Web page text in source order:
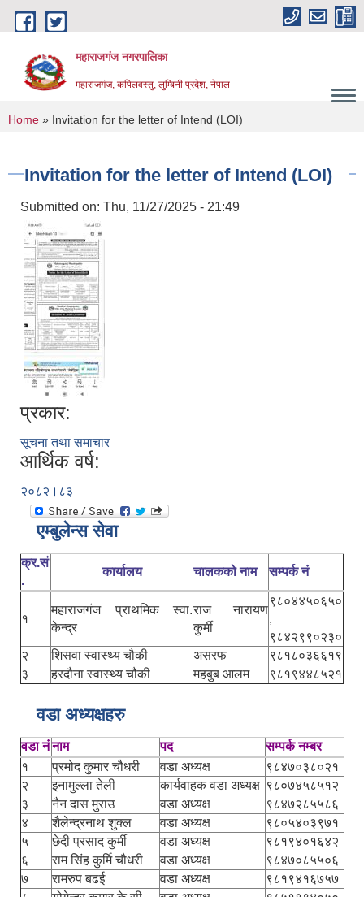
Skip to main content
महाराजगंज नगरपालिका
महाराजगंज, कपिलवस्तु, लुम्बिनी प्रदेश, नेपाल
You are here
Home » Invitation for the letter of Intend (LOI)
Invitation for the letter of Intend (LOI)
Submitted on: Thu, 11/27/2025 - 21:49
प्रकार:
सूचना तथा समाचार
आर्थिक वर्ष:
२०८२।८३
एम्बुलेन्स सेवा
क्र.सं
.
कार्यालय चालकको नाम सम्पर्क नं
१
महाराजगंज प्राथमिक स्वा.
केन्द्र
राज नारायण
कुर्मी
९८०४४५०६५०
,
९८४२९९०२३०
२
शिसवा स्वास्थ्य चौकी असरफ
९८१८०३६६१९
३
हरदौना स्वास्थ्य चौकी महबुब आलम ९८१९४४८५२१
वडा अध्यक्षहरु
वडा नंनाम पद
सम्पर्क नम्बर
१
प्रमोद कुमार चौधरी वडा अध्यक्ष
९८४७०३८०२१
२
इनामुल्ला तेली कार्यवाहक वडा अध्यक्ष ९८०७४५८५१२
३
नैन दास मुराउ वडा अध्यक्ष
९८४७२८५५८६
४
शैलेन्द्रनाथ शुक्ल वडा अध्यक्ष
९८०५४०३९७१
५
छेदी प्रसाद कुर्मी वडा अध्यक्ष
९८१९४०१६४२
६
राम सिंह कुर्मि चौधरी वडा अध्यक्ष
९८४७०८५५०६
७
रामरुप बढई वडा अध्यक्ष
९८१९४१६७५७